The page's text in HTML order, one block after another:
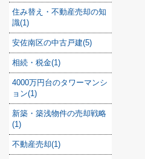
住み替え・不動産売却の知
識(1)
安佐南区の中古戸建(5)
相続・税金(1)
4000万円台のタワーマンシ
ョン(1)
新築・築浅物件の売却戦略
(1)
不動産売却(1)